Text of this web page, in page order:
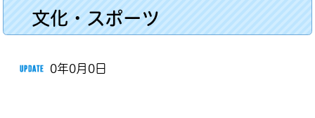
文化・スポーツ
0年0月0日